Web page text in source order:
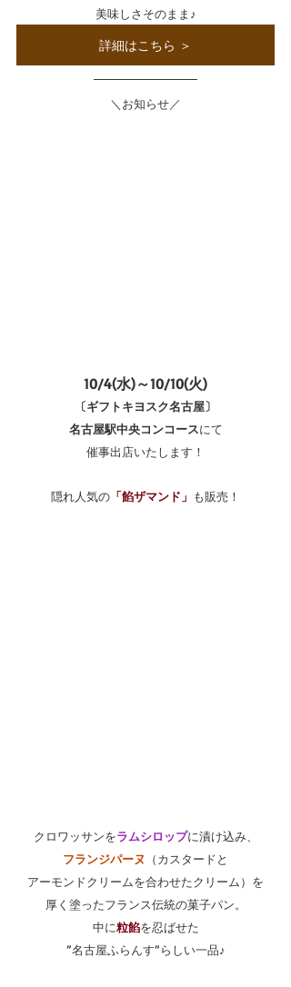
美味しさそのまま♪
詳細はこちら ＞
＼お知らせ／
10/4(水)～10/10(火)
〔ギフトキヨスク名古屋〕
名古屋駅中央コンコースにて
催事出店いたします！
隠れ人気の 「餡ザマンド」 も販売！
クロワッサンをラムシロップに漬け込み、
フランジパーヌ
（カスタードと
アーモンドクリームを合わせたクリーム）を
厚く塗ったフランス伝統の菓子パン。
中に粒餡を忍ばせた
”名古屋ふらんす”らしい一品♪